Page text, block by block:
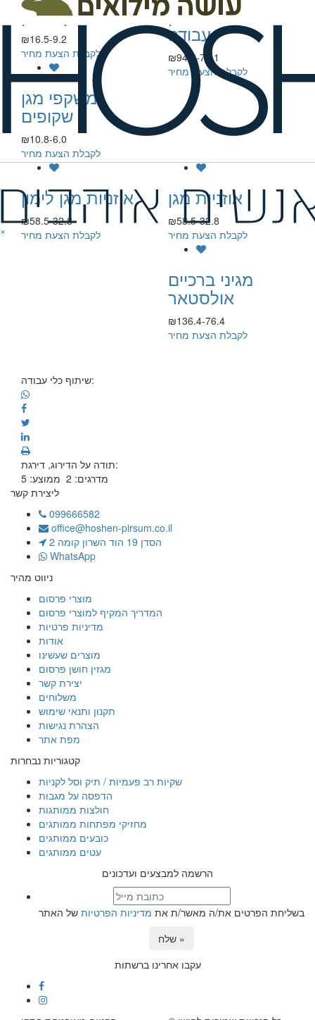
×
אורלינס תיק
עבודה
₪94.8-75.1
לקבלת הצעת מחיר
משקפי מגן
₪16.5-9.2
לקבלת הצעת מחיר
משקפי מגן
שקופים
₪10.8-6.0
לקבלת הצעת מחיר
אוזניות מגן
₪58.5-32.8
לקבלת הצעת מחיר
אוזניות מגן לימון
₪58.5-32.8
לקבלת הצעת מחיר
מגיני ברכיים
אולסטאר
₪136.4-76.4
לקבלת הצעת מחיר
שיתוף כלי עבודה:
תודה על הדירוג, דירגת:
מדרגים: 2 ממוצע: 5
ליצירת קשר
099666582
office@hoshen-pirsum.co.il
הסדן 19 הוד השרון קומה 2
WhatsApp
ניווט מהיר
מוצרי פרסום
המדריך המקיף למוצרי פרסום
מדיניות פרטיות
אודות
מוצרים שעשינו
מגזין חושן פרסום
יצירת קשר
משלוחים
תקנון ותנאי שימוש
הצהרת נגישות
מפת אתר
קטגוריות נבחרות
שקיות רב פעמיות / תיק וסל לקניות
הדפסה על מגבות
חולצות ממותגות
מחזיקי מפתחות ממותגים
כובעים ממותגים
עטים ממותגים
הרשמה למבצעים ועדכונים
בשליחת הפרטים את/ה מאשר/ת את מדיניות הפרטיות של האתר
שלח »
עקבו אחרינו ברשתות